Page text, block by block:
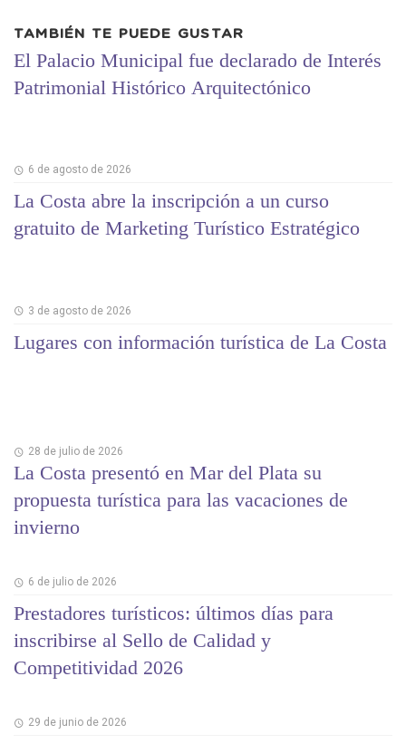
TAMBIÉN TE PUEDE GUSTAR
El Palacio Municipal fue declarado de Interés
Patrimonial Histórico Arquitectónico
6 de agosto de 2026
La Costa abre la inscripción a un curso
gratuito de Marketing Turístico Estratégico
3 de agosto de 2026
Lugares con información turística de La Costa
28 de julio de 2026
La Costa presentó en Mar del Plata su
propuesta turística para las vacaciones de
invierno
6 de julio de 2026
Prestadores turísticos: últimos días para
inscribirse al Sello de Calidad y
Competitividad 2026
29 de junio de 2026